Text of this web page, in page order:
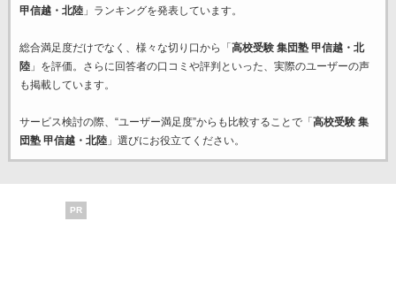
甲信越・北陸」ランキングを発表しています。
総合満足度だけでなく、様々な切り口から「 高校受験 集団塾 甲信越・北
陸」を評価。さらに回答者の口コミや評判といった、実際のユーザーの声
も掲載しています。
サービス検討の際、“ユーザー満足度”からも比較することで「 高校受験 集
団塾 甲信越・北陸」選びにお役立てください。
PR